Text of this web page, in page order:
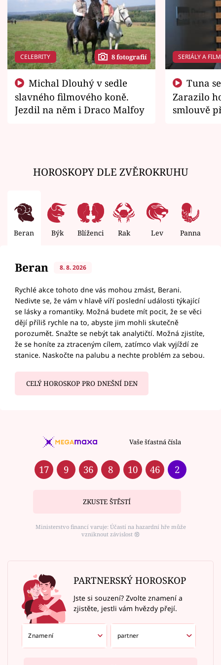
CELEBRITY 8 fotografií
slavného filmového koně.
Jezdil na něm i Draco Malfoy
SERIÁLY A
Zarazilo
smlouvě
HOROSKOPY DLE ZVĚROKRUHU
Beran Býk Blíženci Rak Lev Panna
Beran 8. 8. 2026
Rychlé akce tohoto dne vás mohou zmást, Berani.
Nedivte se, že vám v hlavě víří poslední události týkající
se lásky a romantiky. Možná budete mít pocit, že se věci
dějí příliš rychle na to, abyste jim mohli skutečně
porozumět. Snažte se nebýt tak analytičtí. Možná zjistíte,
že se honíte za ztraceným cílem, zatímco vlak vyjíždí ze
stanice. Naskočte na palubu a nechte problém za sebou.
CELÝ HOROSKOP PRO DNEŠNÍ DEN
Vaše šťastná čísla
17 9 36 8 10 46 2
ZKUSTE ŠTĚSTÍ
Ministerstvo financí varuje: Účastí na hazardní hře může
vzniknout závislost ⑱
PARTNERSKÝ HOROSKOP
Jste si souzení? Zvolte znamení a
zjistěte, jestli vám hvězdy přejí.